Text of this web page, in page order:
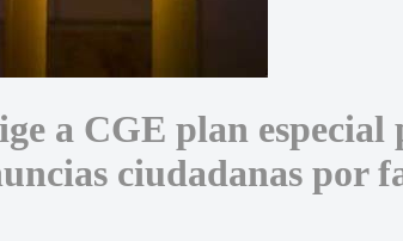
a CGE plan especial
ciudadanas por